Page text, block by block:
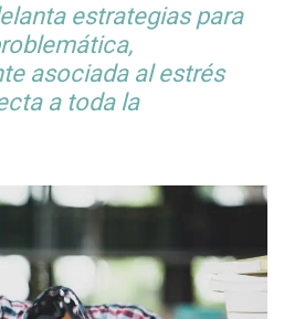
estrategias para
asociada al estrés
a toda la